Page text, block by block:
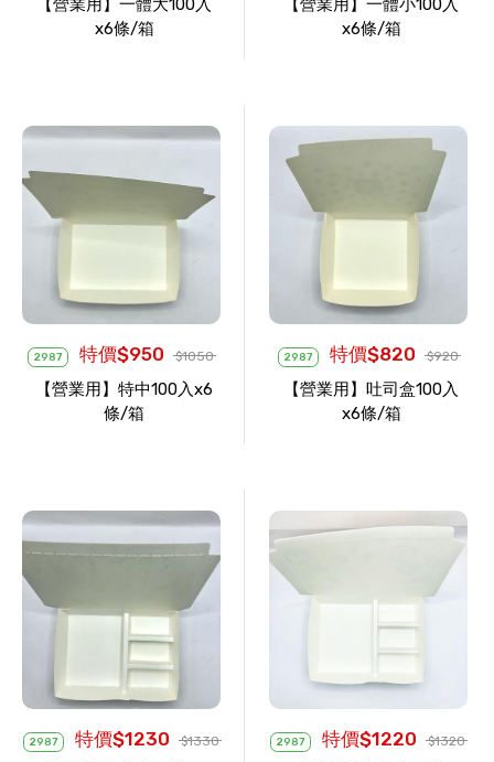
【營業用】一體大100入
x6條/箱
【營業用】一體小100入
x6條/箱
2987 特價$950 $1050
【營業用】特中100入x6
條/箱
2987 特價$820 $920
【營業用】吐司盒100入
x6條/箱
2987 特價$1230 $1330 2987 特價$1220 $1320